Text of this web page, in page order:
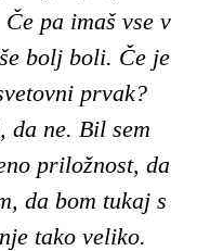
pa imaš vse v
bolj boli. Če je
prvak?
da ne. Bil sem
priložnost, da
da bom tukaj s
tako veliko.